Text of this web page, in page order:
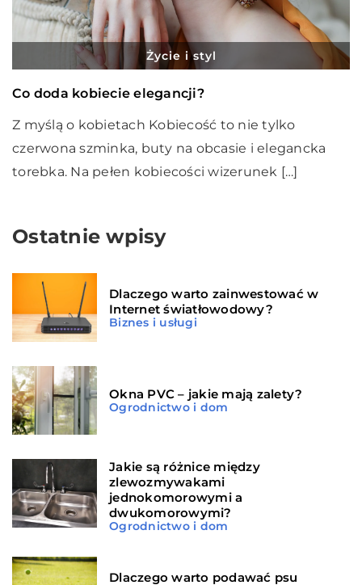
Życie i styl
Co doda kobiecie elegancji?
Z myślą o kobietach Kobiecość to nie tylko
czerwona szminka, buty na obcasie i elegancka
torebka. Na pełen kobiecości wizerunek […]
Ostatnie wpisy
Dlaczego warto zainwestować w
Internet światłowodowy?
Biznes i usługi
Okna PVC – jakie mają zalety?
Ogrodnictwo i dom
Jakie są różnice między
zlewozmywakami
jednokomorowymi a
dwukomorowymi?
Ogrodnictwo i dom
Dlaczego warto podawać psu